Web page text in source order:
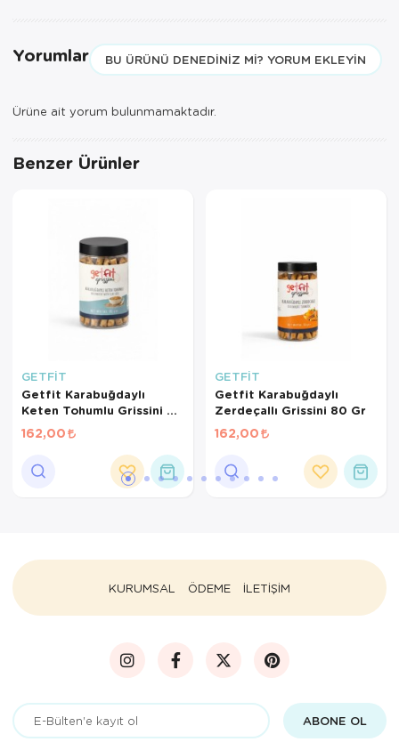
Yorumlar BU ÜRÜNÜ DENEDINIZ MI? YORUM EKLEYIN
Ürüne ait yorum bulunmamaktadır.
Benzer Ürünler
GETFİT
Getfit Karabuğdaylı
Keten Tohumlu Grissini 80
Gr
162,00
GETFİT
Getfit Karabuğdaylı
Zerdeçallı Grissini 80 Gr
162,00
KURUMSAL ÖDEME İLETİŞİM
ABONE OL